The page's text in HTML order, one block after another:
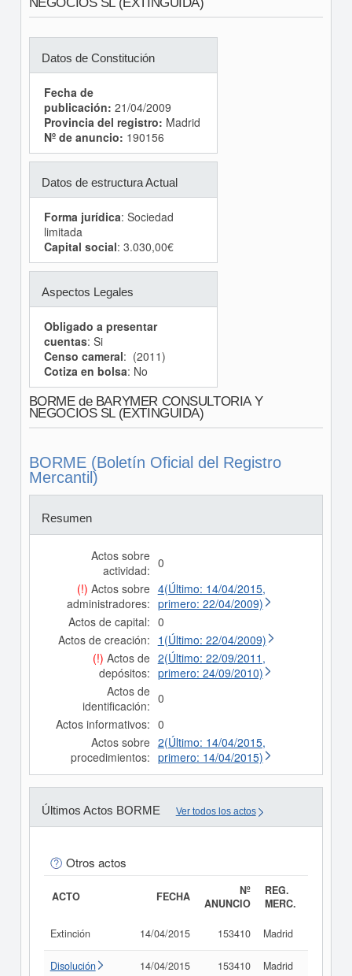
Datos de Constitución
Fecha de
publicación: 21/04/2009
Provincia del registro: Madrid
Nº de anuncio: 190156
Datos de estructura Actual
Forma jurídica: Sociedad
limitada
Capital social: 3.030,00€
Aspectos Legales
Obligado a presentar
cuentas: Si
Censo cameral: (2011)
Cotiza en bolsa: No
BORME de BARYMER CONSULTORIA Y
NEGOCIOS SL (EXTINGUIDA)
BORME (Boletín Oficial del Registro
Mercantil)
Resumen
Actos sobre
actividad: 0
(!) Actos sobre
administradores:
4(Último: 14/04/2015,
primero: 22/04/2009)
Actos de capital: 0
Actos de creación: 1(Último: 22/04/2009)
(!) Actos de
depósitos:
2(Último: 22/09/2011,
primero: 24/09/2010)
Actos de
identificación: 0
Actos informativos: 0
Actos sobre
procedimientos:
2(Último: 14/04/2015,
primero: 14/04/2015)
Últimos Actos BORME Ver todos los actos
Otros actos
ACTO FECHA
Nº
ANUNCIO
REG.
MERC.
Extinción 14/04/2015 153410 Madrid
Disolución 14/04/2015 153410 Madrid